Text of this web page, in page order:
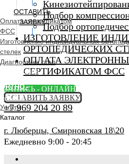
Подбор
Подбор
ИЗГОТОВЛЕНИЕ
ОРТОПЕДИЧЕСКИХ
ОПЛАТА
СЕРТИФИКАТОМ ФСС
ЗАПИСЬ - ОНЛАЙН
ОСТАВИТЬ ЗАЯВКУ
+7 969 204 20 89
г. Люберцы, Смирновская 18\20
Ежедневно 9:00 - 20:45
ОСТАВИТЬ
ЗАЯВКУ
Оплата сертификатом
ФСС
Изготовление индивидуальных
стелек
Диагностика стоп
Ортопедический
ORTHO -
SALON
Услуги
Каталог